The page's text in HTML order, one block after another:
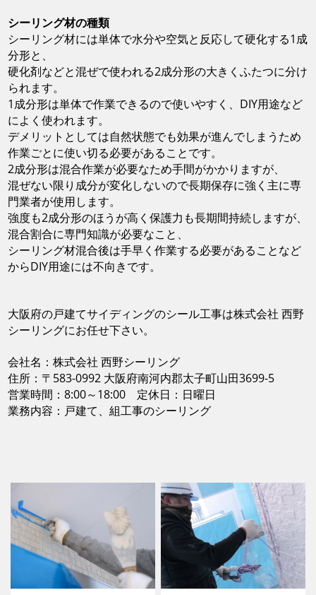
シーリング材の種類
シーリング材には単体で水分や空気と反応して硬化する1成
分形と、
硬化剤などと混ぜで使われる2成分形の大きくふたつに分け
られます。
1成分形は単体で作業できるので使いやすく、DIY用途など
によく使われます。
デメリットとしては自然状態でも効果が進んでしまうため
作業ごとに使い切る必要があることです。
2成分形は混合作業が必要なため手間がかかりますが、
混ぜない限り成分が変化しないので長期保存に強く主に専
門業者が使用します。
強度も2成分形のほうが高く保護力も長期間持続しますが、
混合割合に専門知識が必要なこと、
シーリング材混合後は手早く作業する必要があることなど
からDIY用途には不向きです。
大阪府の戸建てサイディングのシール工事は株式会社 西野
シーリングにお任せ下さい。
会社名：株式会社 西野シーリング
住所：〒583-0992 大阪府南河内郡太子町山田3699-5
営業時間：8:00～18:00 定休日：日曜日
業務内容：戸建て、組工事のシーリング